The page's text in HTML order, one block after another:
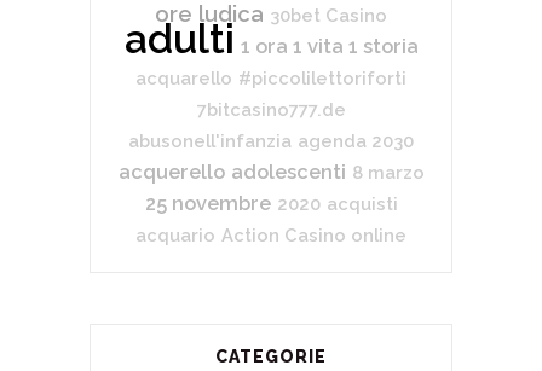
ore ludica 30bet Casino
adulti 1 ora 1 vita 1 storia
acquarello #piccolilettoriforti
7bitcasino777.de
abusonell'infanzia agenda 2030
acquerello adolescenti 8 marzo
25 novembre 2020 acquisti
acquario Action Casino online
CATEGORIE